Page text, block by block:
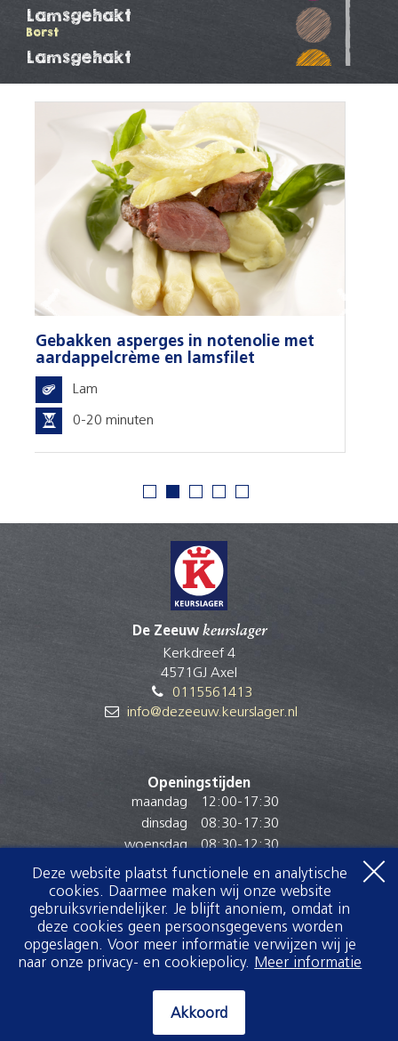
Lamsgehakt
Borst
Lamsgehakt
Lamshaas
Lamskotelet
Lamskotelet
Lamsrack
Lamskotelet
Lamsrollade
Lamsrollade
Lamsrollade
Lamsschenkel
Schenkel
Lamsshoarma
Vang
Lamsstooflap
Schouder
met
Combinatie van lamskarbonade
lamsfilet en groenten
De Zeeuwkeurslager
Kerkdreef 4
4571GJ Axel
0115561413
info@dezeeuw.keurslager.nl
Openingstijden
maandag
12:00-17:30
dinsdag
08:30-17:30
woensdag
08:30-12:30
donderdag
08:30 -
vrijdag
08:30- 17:30
zaterdag
08:00-14:30
zondag
Gesloten
Deze website plaatst functionele en analytische
cookies. Daarmee maken wij onze website
gebruiksvriendelijker. Je blijft anoniem, omdat in
deze cookies geen persoonsgegevens worden
opgeslagen. Voor meer informatie verwijzen wij je
naar onze privacy- en cookiepolicy. Meer informatie
Akkoord